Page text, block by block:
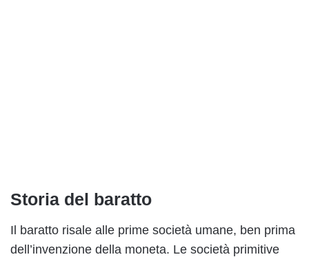
Storia del baratto
Il baratto risale alle prime società umane, ben prima
dell’invenzione della moneta. Le società primitive